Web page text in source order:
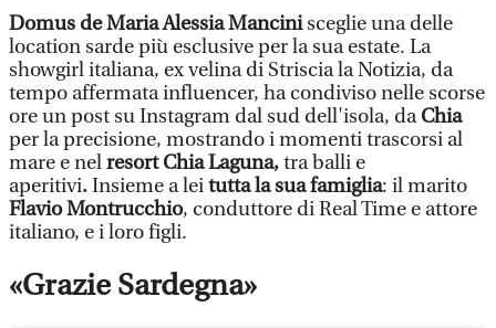
Domus de MariaAlessia Mancinisceglie una delle
location sarde più esclusive per la sua estate. La
showgirl italiana, ex velina di Striscia la Notizia, da
tempo affermata influencer, ha condiviso nelle scorse
ore un post su Instagram dal sud dell'isola, daChia
per la precisione, mostrando i momenti trascorsi al
mare e nelresort Chia Laguna,tra balli e
aperitivi.Insieme a leitutta la sua famiglia: il marito
Flavio Montrucchio, conduttore di Real Time e attore
italiano, e i loro figli.
«Grazie Sardegna»